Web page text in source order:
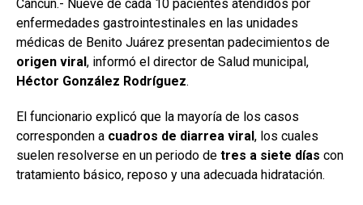
Cancún.- Nueve de cada 10 pacientes atendidos por
enfermedades gastrointestinales en las unidades
médicas de Benito Juárez presentan padecimientos de
origen viral , informó el director de Salud municipal,
Héctor González Rodríguez.
El funcionario explicó que la mayoría de los casos
corresponden a cuadros de diarrea viral , los cuales
suelen resolverse en un periodo de tres a siete días con
tratamiento básico, reposo y una adecuada hidratación.